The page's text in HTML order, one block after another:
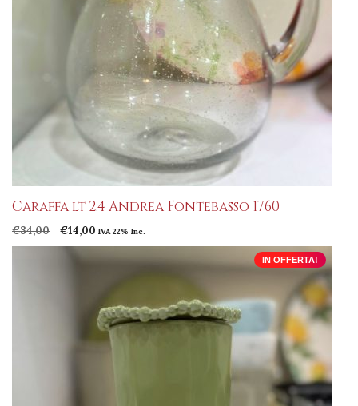
Caraffa lt 2.4 Andrea Fontebasso 1760
€34,00
Il
prezzo
originale
€14,00 Il
prezzo
attuale
IVA 22% Inc.
IN OFFERTA!